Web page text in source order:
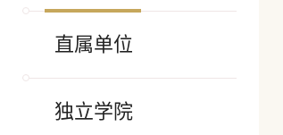
直属单位
独立学院